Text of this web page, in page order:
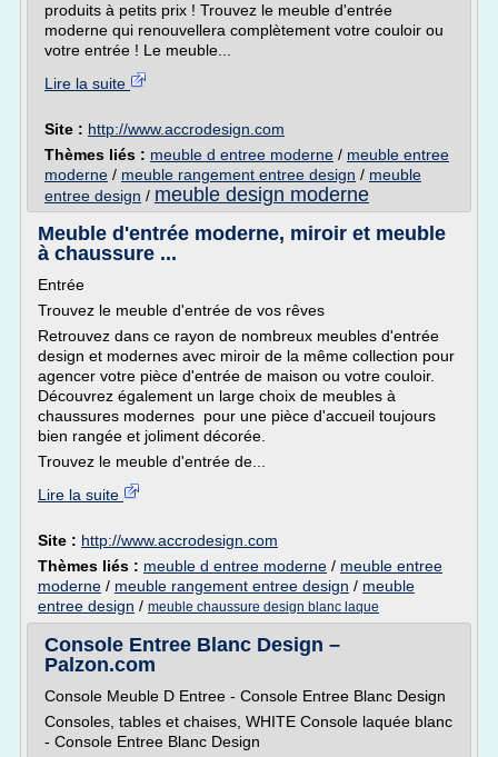
produits à petits prix ! Trouvez le meuble d'entrée
moderne qui renouvellera complètement votre couloir ou
votre entrée ! Le meuble...
Lire la suite
Site : http://www.accrodesign.com
Thèmes liés : meuble d entree moderne / meuble entree
moderne / meuble rangement entree design / meuble
entree design / meuble design moderne
Meuble d'entrée moderne, miroir et meuble
à chaussure ...
Entrée
Trouvez le meuble d'entrée de vos rêves
Retrouvez dans ce rayon de nombreux meubles d'entrée
design et modernes avec miroir de la même collection pour
agencer votre pièce d'entrée de maison ou votre couloir.
Découvrez également un large choix de meubles à
chaussures modernes pour une pièce d'accueil toujours
bien rangée et joliment décorée.
Trouvez le meuble d'entrée de...
Lire la suite
Site : http://www.accrodesign.com
Thèmes liés : meuble d entree moderne / meuble entree
moderne / meuble rangement entree design / meuble
entree design / meuble chaussure design blanc laque
Console Entree Blanc Design –
Palzon.com
Console Meuble D Entree - Console Entree Blanc Design
Consoles, tables et chaises, WHITE Console laquée blanc
- Console Entree Blanc Design